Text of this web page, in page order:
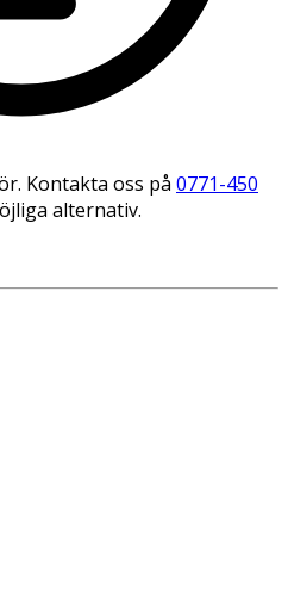
Kontakta oss på 0771-450
alternativ.